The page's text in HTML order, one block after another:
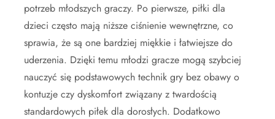
potrzeb młodszych graczy. Po pierwsze, piłki dla
dzieci często mają niższe ciśnienie wewnętrzne, co
sprawia, że są one bardziej miękkie i łatwiejsze do
uderzenia. Dzięki temu młodzi gracze mogą szybciej
nauczyć się podstawowych technik gry bez obawy o
kontuzje czy dyskomfort związany z twardością
standardowych piłek dla dorosłych. Dodatkowo